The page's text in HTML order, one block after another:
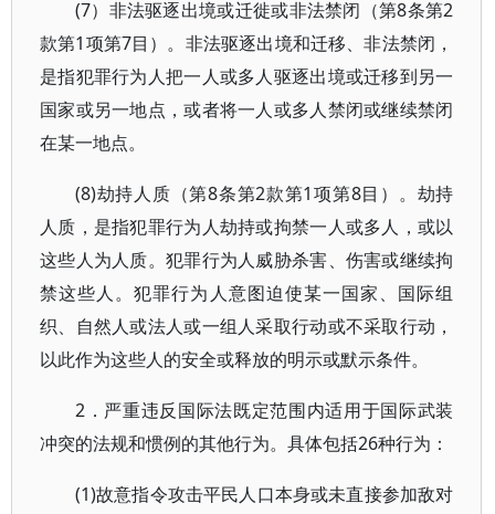
(7）非法驱逐出境或迁徙或非法禁闭（第8条第2
款第1项第7目）。非法驱逐出境和迁移、非法禁闭，
是指犯罪行为人把一人或多人驱逐出境或迁移到另一
国家或另一地点，或者将一人或多人禁闭或继续禁闭
在某一地点。
(8)劫持人质（第8条第2款第1项第8目）。劫持
人质，是指犯罪行为人劫持或拘禁一人或多人，或以
这些人为人质。犯罪行为人威胁杀害、伤害或继续拘
禁这些人。犯罪行为人意图迫使某一国家、国际组
织、自然人或法人或一组人采取行动或不采取行动，
以此作为这些人的安全或释放的明示或默示条件。
2．严重违反国际法既定范围内适用于国际武装
冲突的法规和惯例的其他行为。具体包括26种行为：
(1)故意指令攻击平民人口本身或未直接参加敌对